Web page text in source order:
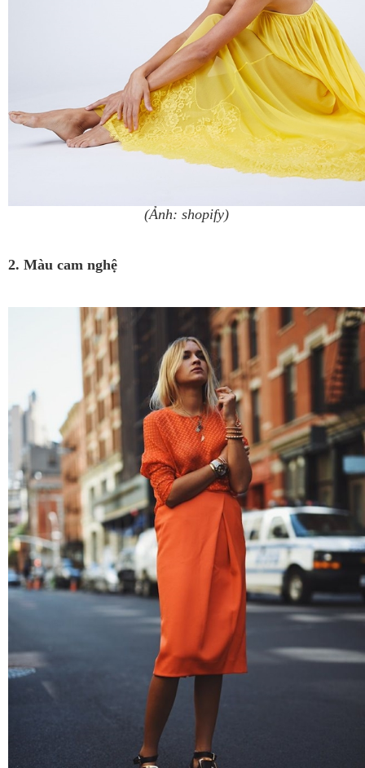
(Ảnh: shopify)
2. Màu cam nghệ